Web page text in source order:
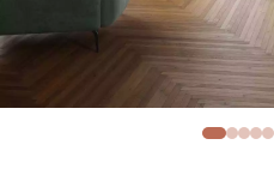
PARQUET LAMES LARGES XXL
ACCESSOIRES PARQUET